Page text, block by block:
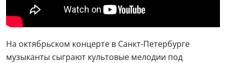
На октябрьском концерте в Санкт-Петербурге
музыканты сыграют культовые мелодии под